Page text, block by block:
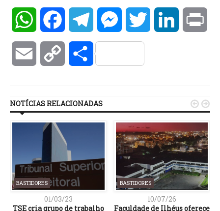
WhatsAppFacebookTelegramMessengerTwitter LinkedIn
Email Copy Compartilhar
NOTÍCIAS RELACIONADAS
BASTIDORES
01/03/23
TSE cria grupo de trabalho
BASTIDORES
10/07/26
Faculdade de Ilhéus oferece
 